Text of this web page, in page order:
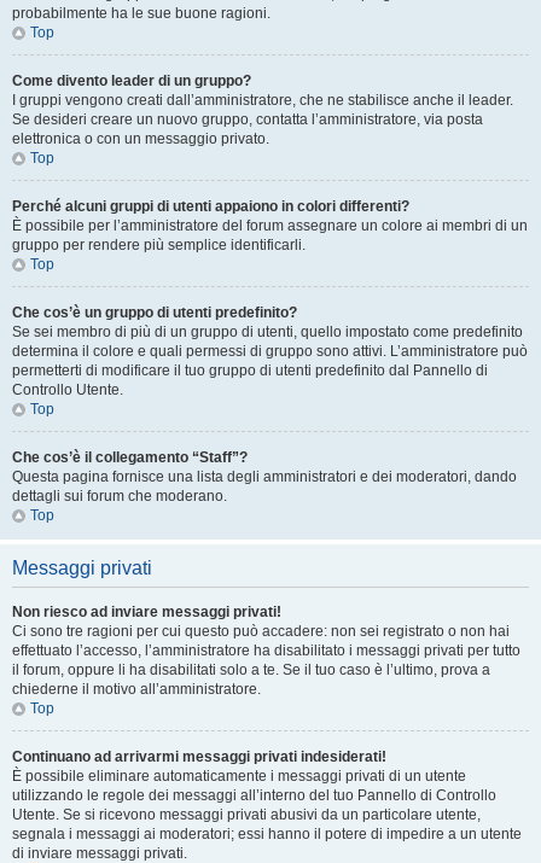
probabilmente ha le sue buone ragioni.
Top
Come divento leader di un gruppo?
I gruppi vengono creati dall’amministratore, che ne stabilisce anche il leader.
Se desideri creare un nuovo gruppo, contatta l’amministratore, via posta
elettronica o con un messaggio privato.
Top
Perché alcuni gruppi di utenti appaiono in colori differenti?
È possibile per l’amministratore del forum assegnare un colore ai membri di un
gruppo per rendere più semplice identificarli.
Top
Che cos’è un gruppo di utenti predefinito?
Se sei membro di più di un gruppo di utenti, quello impostato come predefinito
determina il colore e quali permessi di gruppo sono attivi. L’amministratore può
permetterti di modificare il tuo gruppo di utenti predefinito dal Pannello di
Controllo Utente.
Top
Che cos’è il collegamento “Staff”?
Questa pagina fornisce una lista degli amministratori e dei moderatori, dando
dettagli sui forum che moderano.
Top
Messaggi privati
Non riesco ad inviare messaggi privati!
Ci sono tre ragioni per cui questo può accadere: non sei registrato o non hai
effettuato l’accesso, l’amministratore ha disabilitato i messaggi privati per tutto
il forum, oppure li ha disabilitati solo a te. Se il tuo caso è l’ultimo, prova a
chiederne il motivo all’amministratore.
Top
Continuano ad arrivarmi messaggi privati indesiderati!
È possibile eliminare automaticamente i messaggi privati ​​di un utente
utilizzando le regole dei messaggi all’interno del tuo Pannello di Controllo
Utente. Se si ricevono messaggi privati ​​abusivi da un particolare utente,
segnala i messaggi ai moderatori; essi hanno il potere di impedire a un utente
di inviare messaggi privati​​.